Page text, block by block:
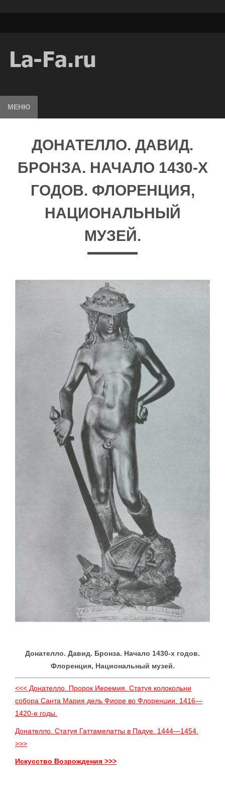
МЕНЮ
ДОНАТЕЛЛО. ДАВИД.
БРОНЗА. НАЧАЛО 1430-Х
ГОДОВ. ФЛОРЕНЦИЯ,
НАЦИОНАЛЬНЫЙ
МУЗЕЙ.
Донателло. Давид. Бронза. Начало 1430-х годов.
Флоренция, Национальный музей.
<<< Донателло. Пророк Иеремия. Статуя колокольни
собора Санта Мария дель Фиоре во Флоренции. 1416—
1420-е годы.
Донателло. Статуя Гаттамелатты в Падуе. 1444—1454.
>>>
Искусство Возрождения >>>